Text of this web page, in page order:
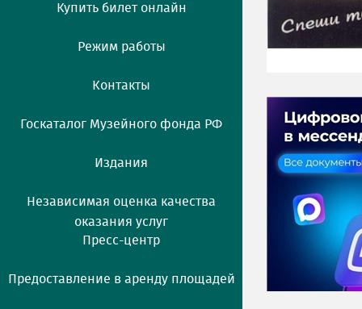
Купить билет онлайн
Режим работы
Контакты
Госкаталог Музейного фонда РФ
Издания
Независимая оценка качества
оказания услуг
Пресс-центр
Предоставление в аренду площадей